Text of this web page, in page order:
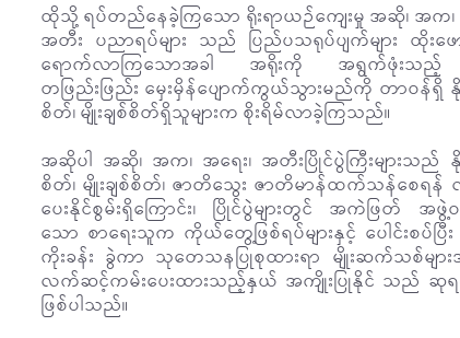
ထိုသို့ ရပ်တည်နေခဲ့ကြသော ရိုးရာယဉ်ကျေးမှု အဆို၊ အက၊
အတီး ပညာရပ်များ သည် ပြည်ပသရုပ်ပျက်များ ထိုးဖ
ရောက်လာကြသောအခါ အရိုးကို အရွက်ဖုံးသည့်
တဖြည်းဖြည်း မှေးမှိန်ပျောက်ကွယ်သွားမည်ကို တာဝန်ရှိ နို
စိတ်၊ မျိုးချစ်စိတ်ရှိသူများက စိုးရိမ်လာခဲ့ကြသည်။
အဆိုပါ အဆို၊ အက၊ အရေး၊ အတီးပြိုင်ပွဲကြီးများသည် နို
စိတ်၊ မျိုးချစ်စိတ်၊ ဇာတိသွေး ဇာတိမာန်ထက်သန်စေရန်
ပေးနိုင်စွမ်းရှိကြောင်း၊ ပြိုင်ပွဲများတွင် အကဲဖြတ် အဖွဲ့ဝ
သော စာရေးသူက ကိုယ်တွေ့ဖြစ်ရပ်များနှင့် ပေါင်းစပ်ပြီ
ကိုးခန်း ခွဲကာ သုတေသနပြုစုထားရာ မျိုးဆက်သစ်မျ
လက်ဆင့်ကမ်းပေးထားသည့်နှယ် အကျိုးပြုနိုင် သည် ဆုရ
ဖြစ်ပါသည်။